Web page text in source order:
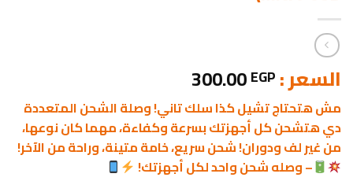
السعر : 300.00EGP
مش هتحتاج تشيل كذا سلك تاني! وصلة الشحن المتعددة
دي هتشحن كل أجهزتك بسرعة وكفاءة، مهما كان نوعها،
من غير لف ودوران! شحن سريع، خامة متينة، وراحة من الآخر!
– وصله شحن واحد لكل أجهزتك!